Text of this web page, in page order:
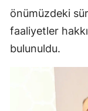
önümüzdeki
faaliyetler
bulunuldu.